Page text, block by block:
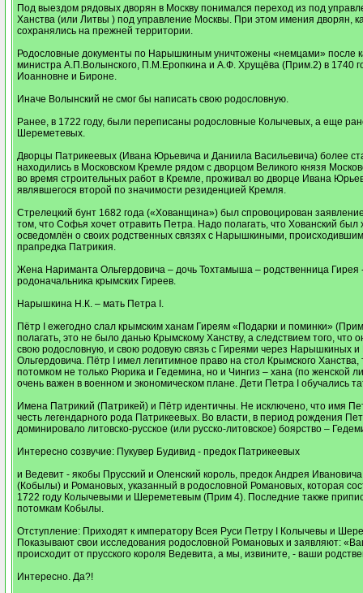
Под выездом рядовых дворян в Москву понимался переход из под
Ханства (или Литвы ) под управление Москвы. При этом имения дворян,
сохранялись на прежней территории.
Родословные документы по Нарышкиным уничтожены «немцами» после
министра А.П.Волынского, П.М.Еропкина и А.Ф. Хрущёва (Прим.2) в 1740
Иоанновне и Бироне.
Иначе Волынский не смог бы написать свою родословную.
Ранее, в 1722 году, были переписаны родословные Колычевых, а еще
Шереметевых.
Дворцы Патрикеевых (Ивана Юрьевича и Даниила Васильевича) более
находились в Московском Кремле рядом с дворцом Великого князя
во время строительных работ в Кремле, проживал во дворце Ивана
являвшегося второй по значимости резиденцией Кремля.
Стрелецкий бунт 1682 года («Хованщина») был спровоцирован
том, что Софья хочет отравить Петра. Надо полагать, что Хованский был
осведомлён о своих родственных связях с Нарышкиными,
прапредка Патрикия.
Жена Нариманта Ольгердовича – дочь Тохтамыша – родственница Гирея
родоначальника крымских Гиреев.
Нарышкина Н.К. – мать Петра I.
Пётр I ежегодно слал крымским ханам Гиреям «Подарки и поминки»
полагать, это не было данью Крымскому Ханству, а следствием того, что
свою родословную, и свою родовую связь с Гиреями через Нарышкиных
Ольгердовича. Пётр I имел легитимное право на стол Крымского Ханства,
потомком не только Рюрика и Гедемина, но и Чингиз – хана (по женской
очень важен в военном и экономическом плане. Дети Петра I обучались
Имена Патрикий (Патрикей) и Пётр идентичны. Не исключено, что имя
честь легендарного рода Патрикеевых. Во власти, в период рождения
доминировало литовско-русское (или русско-литовское) боярство –
Интересно созвучие: Пукувер Будивид - предок Патрикеевых
и Ведевит - якобы Прусский и Оленский король, предок Андрея
(Кобылы) и Романовых, указанный в родословной Романовых, которая
1722 году Колычевыми и Шереметевым (Прим 4). Последние также
потомкам Кобылы.
Отступление: Приходят к императору Всея Руси Петру I Колычевы и
Показывают свои исследования родословной Романовых и заявляют:
происходит от прусского короля Ведевита, а мы, извините, - ваши
Интересно. Да?!